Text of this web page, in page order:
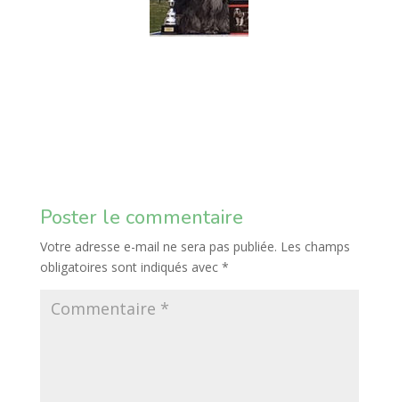
Poster le commentaire
Votre adresse e-mail ne sera pas publiée. Les champs
obligatoires sont indiqués avec *